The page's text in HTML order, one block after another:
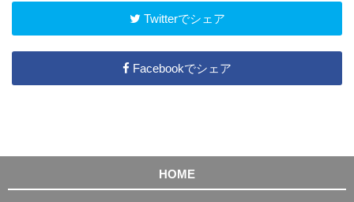
Twitterでシェア
Facebookでシェア
HOME